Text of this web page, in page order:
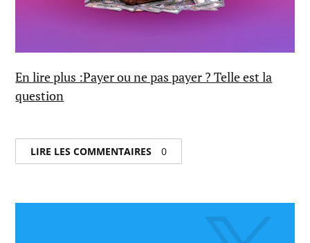
En lire plus :Payer ou ne pas payer ? Telle est la
question
LIRE LES COMMENTAIRES 0